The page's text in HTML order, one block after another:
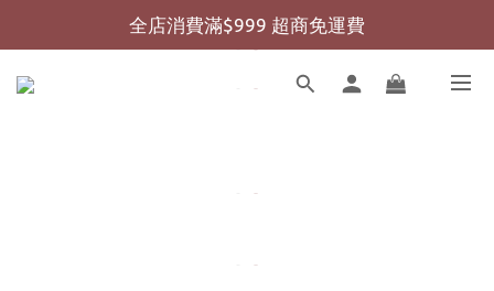
全店消費滿$999 超商免運費
全店消費滿$2000 宅配免運費